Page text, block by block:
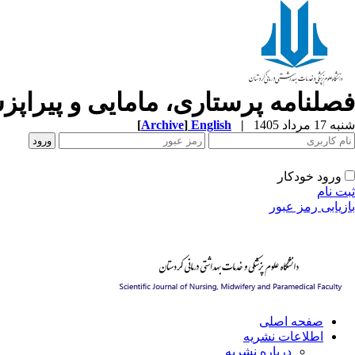
فصلنامه پرستاری، مامایی و
شنبه 17 مرداد 1405 |
English
[Archive]
ورود خودکار
ثبت نام
بازیابی رمز عبور
صفحه اصلی
اطلاعات نشریه
درباره نشریه